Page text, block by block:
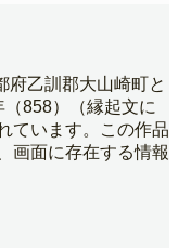
府乙訓郡大山崎町と
858）（縁起文に
ています。この作品
画面に存在する情報